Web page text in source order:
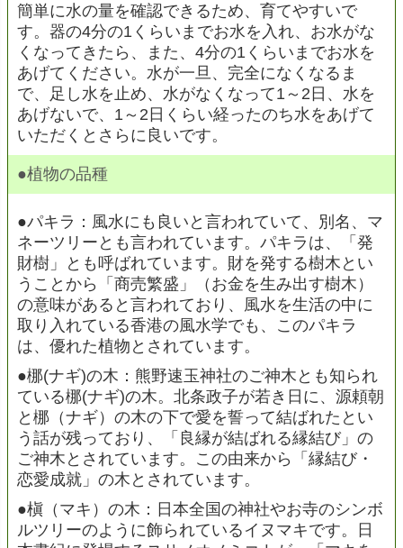
簡単に水の量を確認できるため、育てやすいで
す。器の4分の1くらいまでお水を入れ、お水がな
くなってきたら、また、4分の1くらいまでお水を
あげてください。水が一旦、完全になくなるま
で、足し水を止め、水がなくなって1～2日、水を
あげないで、1～2日くらい経ったのち水をあげて
いただくとさらに良いです。
●植物の品種
●パキラ：風水にも良いと言われていて、別名、マ
ネーツリーとも言われています。パキラは、「発
財樹」とも呼ばれています。財を発する樹木とい
うことから「商売繁盛」（お金を生み出す樹木）
の意味があると言われており、風水を生活の中に
取り入れている香港の風水学でも、このパキラ
は、優れた植物とされています。
●梛(ナギ)の木：熊野速玉神社のご神木とも知られ
ている梛(ナギ)の木。北条政子が若き日に、源頼朝
と梛（ナギ）の木の下で愛を誓って結ばれたとい
う話が残っており、「良縁が結ばれる縁結び」の
ご神木とされています。この由来から「縁結び・
恋愛成就」の木とされています。
●槇（マキ）の木：日本全国の神社やお寺のシンボ
ルツリーのように飾られているイヌマキです。日